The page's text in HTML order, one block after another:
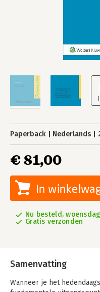
Paperback Nederlands
€ 81,00
In
Nu besteld,
Gratis verzonden
Samenvatting
Wanneer je het